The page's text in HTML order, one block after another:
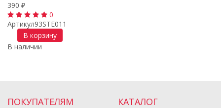
390 ₽
0
Артикул93STE011
В корзину
В наличии
ПОКУПАТЕЛЯМ КАТАЛОГ